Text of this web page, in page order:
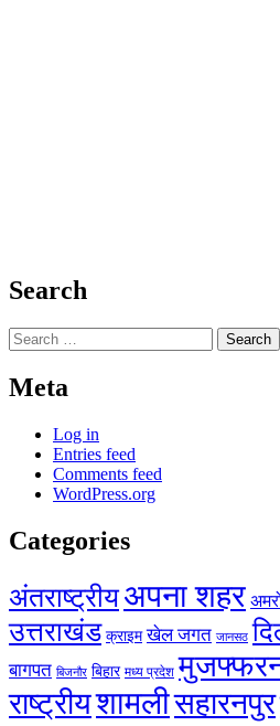
Search
Search
for:
Meta
Log in
Entries feed
Comments feed
WordPress.org
Categories
अंतराष्ट्रीयअपना शहर
उत्तराखंड क्राइम खेल जगत जानसठ
बागपत बिजनौर बिहार मध्य प्रदेश
राष्ट्रीयशामलीसहारनपुर